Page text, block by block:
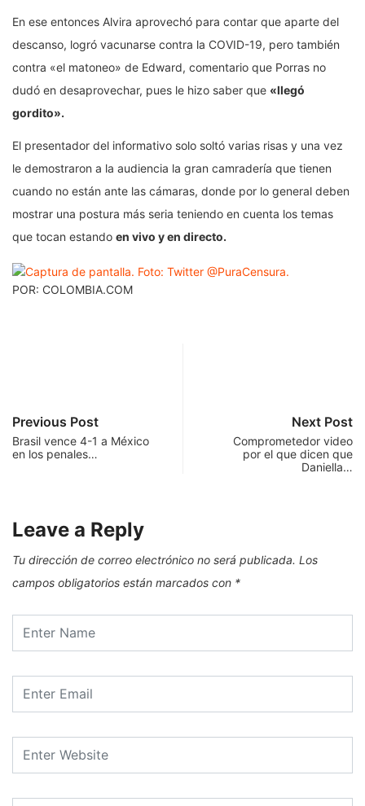
En ese entonces Alvira aprovechó para contar que aparte del
descanso, logró vacunarse contra la COVID-19, pero también
contra «el matoneo» de Edward, comentario que Porras no
dudó en desaprovechar, pues le hizo saber que «llegó
gordito».
El presentador del informativo solo soltó varias risas y una vez
le demostraron a la audiencia la gran camradería que tienen
cuando no están ante las cámaras, donde por lo general deben
mostrar una postura más seria teniendo en cuenta los temas
que tocan estando en vivo y en directo.
POR: COLOMBIA.COM
Previous Post
Brasil vence 4-1 a México
en los penales…
Next Post
Comprometedor video
por el que dicen que
Daniella…
Leave a Reply
Tu dirección de correo electrónico no será publicada. Los
campos obligatorios están marcados con *